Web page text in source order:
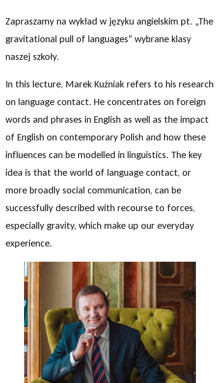
Zapraszamy na wykład w języku angielskim pt. „The
gravitational pull of languages” wybrane klasy
naszej szkoły.
In this lecture, Marek Kuźniak refers to his research
on language contact. He concentrates on foreign
words and phrases in English as well as the impact
of English on contemporary Polish and how these
influences can be modelled in linguistics. The key
idea is that the world of language contact, or
more broadly social communication, can be
successfully described with recourse to forces,
especially gravity, which make up our everyday
experience.